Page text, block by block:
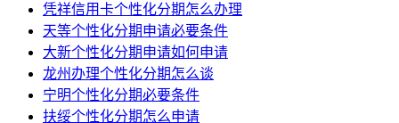
凭祥信用卡个性化分期怎么办理
天等个性化分期申请必要条件
大新个性化分期申请如何申请
龙州办理个性化分期怎么谈
宁明个性化分期必要条件
扶绥个性化分期怎么申请